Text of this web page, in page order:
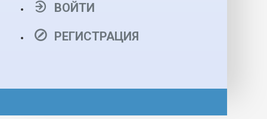
ВОЙТИ
РЕГИСТРАЦИЯ